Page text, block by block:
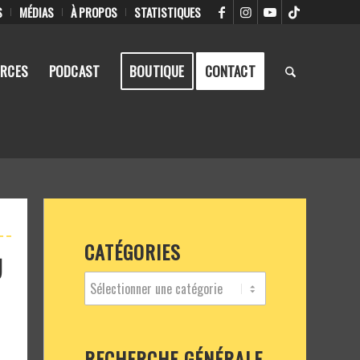
MÉDIAS À PROPOS STATISTIQUES
PODCAST BOUTIQUE CONTACT
CATÉGORIES